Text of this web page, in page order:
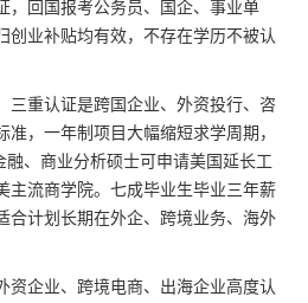
，回国报考公务员、国企、事业单
创业补贴均有效，不存在学历不被认
三重认证是跨国企业、外资投行、咨
，一年制项目大幅缩短求学周期，
、商业分析硕士可申请美国延长工
主流商学院。七成毕业生毕业三年薪
合计划长期在外企、跨境业务、海外
资企业、跨境电商、出海企业高度认